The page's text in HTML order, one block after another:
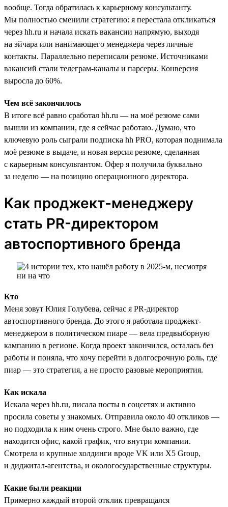
вообще. Тогда обратилась к карьерному консультанту.
Мы полностью сменили стратегию: я перестала откликаться
через hh.ru и начала искать вакансии напрямую, выходя
на эйчара или нанимающего менеджера через личные
контакты. Параллельно переписали резюме. Источниками
вакансий стали телеграм-каналы и парсеры. Конверсия
выросла до 60%.
Чем всё закончилось
В итоге всё равно сработал hh.ru — на моё резюме сами
вышли из компании, где я сейчас работаю. Думаю, что
ключевую роль сыграли подписка hh PRO, которая поднимала
моё резюме в выдаче, и новая версия резюме, сделанная
с карьерным консультантом. Офер я получила буквально
за неделю — на позицию операционного директора.
Как проджект-менеджеру
стать PR-директором
автоспортивного бренда
Кто
Меня зовут Юлия Голубева, сейчас я PR-директор
автоспортивного бренда. До этого я работала проджект-
менеджером в политическом пиаре — вела предвыборную
кампанию в регионе. Когда проект закончился, осталась без
работы и поняла, что хочу перейти в долгосрочную роль, где
пиар — это стратегия, а не просто разовые мероприятия.
Как искала
Искала через hh.ru, писала посты в соцсетях и активно
просила советы у знакомых. Отправила около 40 откликов —
но подходила к ним очень строго. Мне было важно, где
находится офис, какой график, что внутри компании.
Смотрела и крупные холдинги вроде VK или X5 Group,
и диджитал-агентства, и окологосударственные структуры.
Какие были реакции
Примерно каждый второй отклик превращался